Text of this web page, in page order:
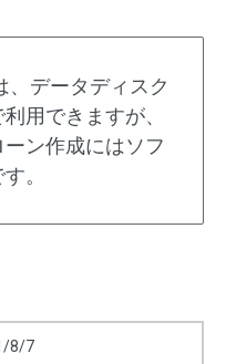
、データディスク
用できますが、
ン作成にはソフ
。
8/7